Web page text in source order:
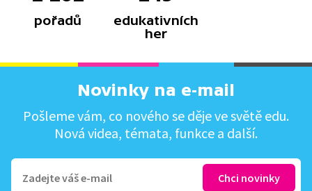
pořadů
edukativních
her
Novinky na e-mail
Pošleme vám, co nového se děje ve světě edu.
Nová videa, témata, funkce a další.